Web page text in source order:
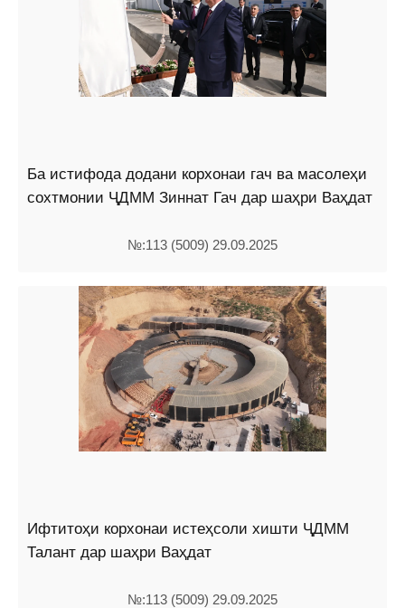
Ба истифода додани корхонаи гач ва масолеҳи
сохтмонии ҶДММ Зиннат Гач дар шаҳри Ваҳдат
№:113 (5009) 29.09.2025
Ифтитоҳи корхонаи истеҳсоли хишти ҶДММ
Талант дар шаҳри Ваҳдат
№:113 (5009) 29.09.2025